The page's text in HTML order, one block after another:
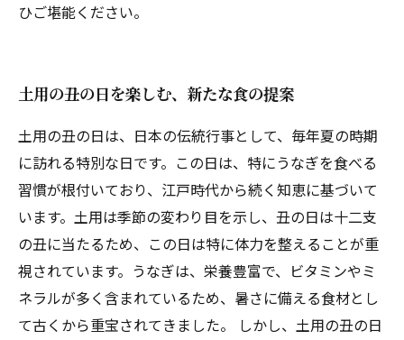
ひご堪能ください。
土用の丑の日を楽しむ、新たな食の提案
土用の丑の日は、日本の伝統行事として、毎年夏の時期
に訪れる特別な日です。この日は、特にうなぎを食べる
習慣が根付いており、江戸時代から続く知恵に基づいて
います。土用は季節の変わり目を示し、丑の日は十二支
の丑に当たるため、この日は特に体力を整えることが重
視されています。うなぎは、栄養豊富で、ビタミンやミ
ネラルが多く含まれているため、暑さに備える食材とし
て古くから重宝されてきました。 しかし、土用の丑の日